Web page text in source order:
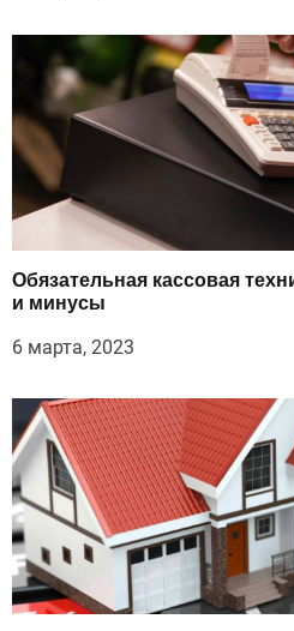
Обязательная кассовая
и минусы
6 марта, 2023